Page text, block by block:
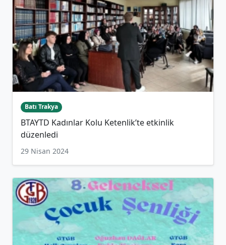
Batı Trakya
BTAYTD Kadınlar Kolu Ketenlik’te etkinlik
düzenledi
29 Nisan 2024